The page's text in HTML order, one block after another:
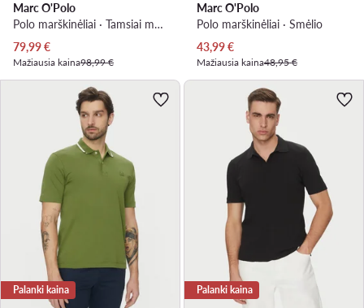
Marc O'Polo
Polo marškinėliai · Tamsiai mėlyna
Dabartinė kaina
79,99€
Mažiausia kaina98,99 €
Marc O'Polo
Polo marškinėliai · Smėlio
Dabartinė kaina
43,99€
Mažiausia kaina48,95 €
Palanki kaina Palanki kaina